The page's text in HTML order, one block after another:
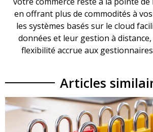
Articles
en offrant plus de commodités à
les systèmes basés sur le cloud
données et leur gestion à
flexibilité accrue aux